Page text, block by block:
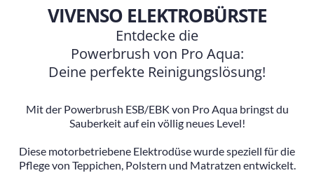
VIVENSO ELEKTROBÜRSTE
Entdecke die
Powerbrush von Pro Aqua:
Deine perfekte Reinigungslösung!
Mit der Powerbrush ESB/EBK von Pro Aqua bringst du
Sauberkeit auf ein völlig neues Level!
Diese motorbetriebene Elektrodüse wurde speziell für die
Pflege von Teppichen, Polstern und Matratzen entwickelt.